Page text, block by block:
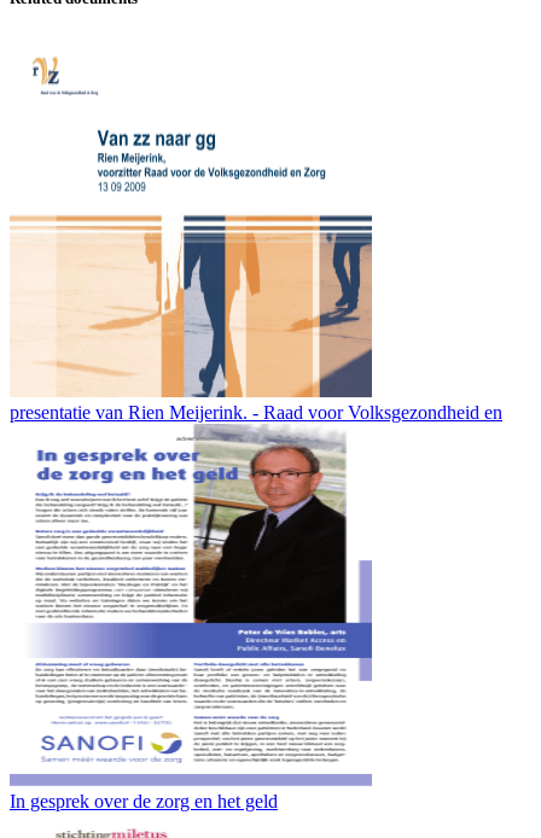
presentatie van Rien Meijerink. - Raad voor Volksgezondheid en
In gesprek over de zorg en het geld